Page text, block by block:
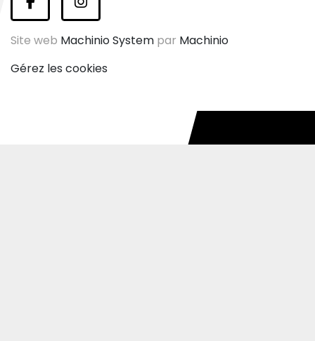
facebookinstagram
Site web Machinio System par Machinio
Gérez les cookies